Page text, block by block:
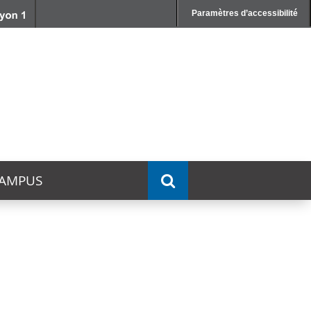
Paramètres d’accessibilité